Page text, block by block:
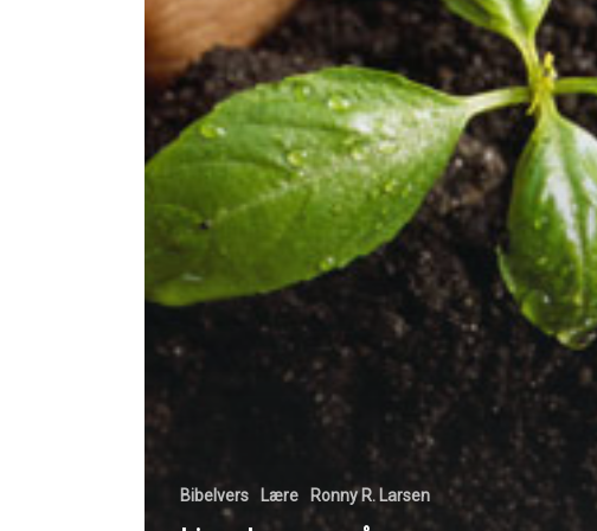
Bibelvers Lære Ronny R. Larsen